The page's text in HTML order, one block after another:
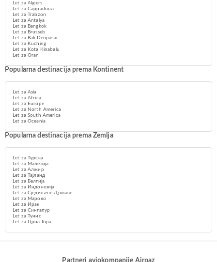
Let za Algiers
Let za Cappadocia
Let za Trabzon
Let za Antalya
Let za Bangkok
Let za Brussels
Let za Bali Denpasar
Let za Kuching
Let za Kota Kinabalu
Let za Oran
Popularna destinacija prema Kontinent
Let za Asia
Let za Africa
Let za Europe
Let za North America
Let za South America
Let za Oceania
Popularna destinacija prema Zemlja
Let za Турска
Let za Малезија
Let za Алжир
Let za Тајланд
Let za Белгија
Let za Индонезија
Let za Сједињене Државе
Let za Мароко
Let za Ирак
Let za Сингапур
Let za Тунис
Let za Црна Гора
Partneri aviokompanije Airpaz